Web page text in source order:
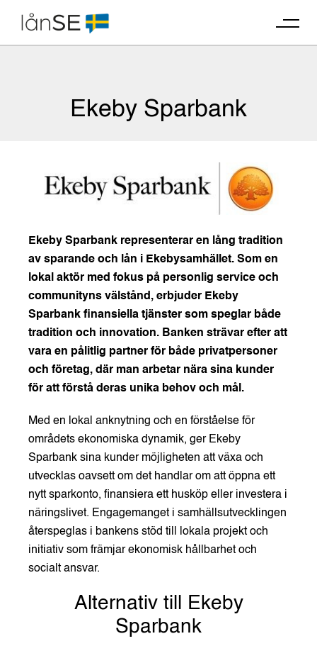
content
Ekeby Sparbank
Ekeby Sparbank representerar en lång tradition
av sparande och lån i Ekebysamhället. Som en
lokal aktör med fokus på personlig service och
communityns välstånd, erbjuder Ekeby
Sparbank finansiella tjänster som speglar både
tradition och innovation. Banken strävar efter att
vara en pålitlig partner för både privatpersoner
och företag, där man arbetar nära sina kunder
för att förstå deras unika behov och mål.
Med en lokal anknytning och en förståelse för
områdets ekonomiska dynamik, ger Ekeby
Sparbank sina kunder möjligheten att växa och
utvecklas oavsett om det handlar om att öppna ett
nytt sparkonto, finansiera ett husköp eller investera i
näringslivet. Engagemanget i samhällsutvecklingen
återspeglas i bankens stöd till lokala projekt och
initiativ som främjar ekonomisk hållbarhet och
socialt ansvar.
Alternativ till Ekeby
Sparbank